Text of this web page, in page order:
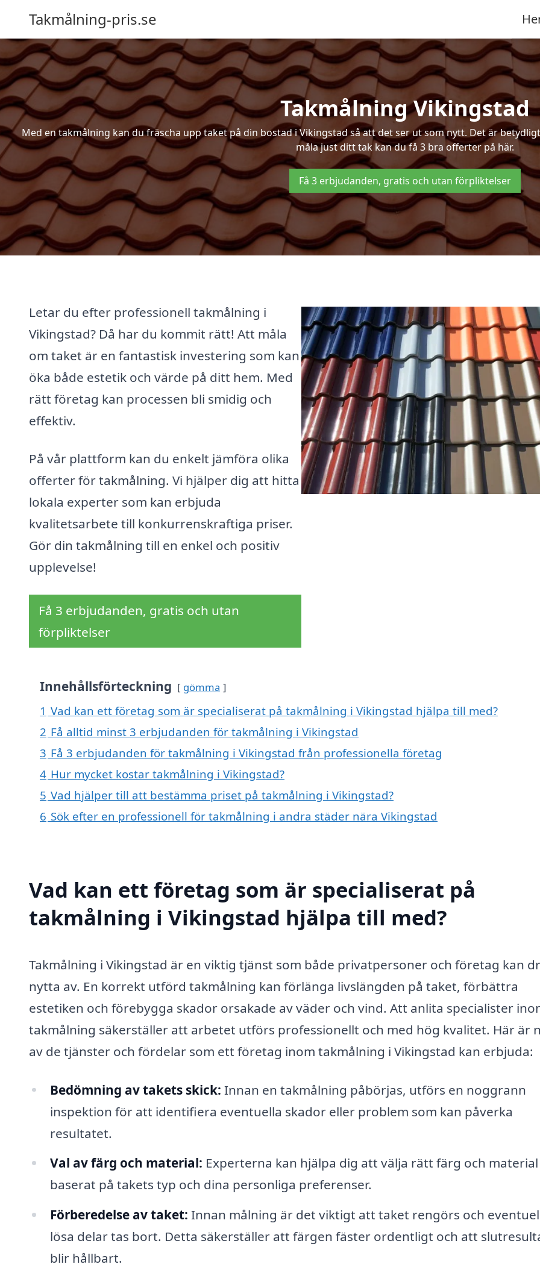
Takmålning-pris.se
Takmålning Vikingstad
Med en takmålning kan du fräscha upp taket på din bostad i Vikingstad så att det ser ut som nytt. Det är
måla just ditt tak kan du få 3 bra offerter på här.
Få 3 erbjudanden, gratis och utan förpliktelser
Letar du efter professionell takmålning i
Vikingstad? Då har du kommit rätt! Att måla
om taket är en fantastisk investering som kan
öka både estetik och värde på ditt hem. Med
rätt företag kan processen bli smidig och
effektiv.
På vår plattform kan du enkelt jämföra olika
offerter för takmålning. Vi hjälper dig att hitta
lokala experter som kan erbjuda
kvalitetsarbete till konkurrenskraftiga priser.
Gör din takmålning till en enkel och positiv
upplevelse!
Få 3 erbjudanden, gratis och utan
förpliktelser
Innehållsförteckning gömma
1 Vad kan ett företag som är specialiserat på takmålning i Vikingstad hjälpa till med?
2 Få alltid minst 3 erbjudanden för takmålning i Vikingstad
3 Få 3 erbjudanden för takmålning i Vikingstad från professionella företag
4 Hur mycket kostar takmålning i Vikingstad?
5 Vad hjälper till att bestämma priset på takmålning i Vikingstad?
6 Sök efter en professionell för takmålning i andra städer nära Vikingstad
Vad kan ett företag som är specialiserat på
takmålning i Vikingstad hjälpa till med?
Takmålning i Vikingstad är en viktig tjänst som både privatpersoner och företag kan
nytta av. En korrekt utförd takmålning kan förlänga livslängden på taket, förbättra
estetiken och förebygga skador orsakade av väder och vind. Att anlita specialister
takmålning säkerställer att arbetet utförs professionellt och med hög kvalitet. Här är
av de tjänster och fördelar som ett företag inom takmålning i Vikingstad kan erbjuda:
Bedömning av takets skick: Innan en takmålning påbörjas, utförs en noggrann
inspektion för att identifiera eventuella skador eller problem som kan påverka
resultatet.
Val av färg och material: Experterna kan hjälpa dig att välja rätt färg och material
baserat på takets typ och dina personliga preferenser.
Förberedelse av taket: Innan målning är det viktigt att taket rengörs och
lösa delar tas bort. Detta säkerställer att färgen fäster ordentligt och att
blir hållbart.